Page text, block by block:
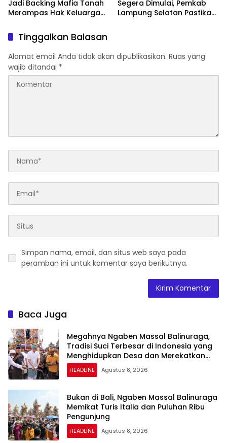
Jadi Backing Mafia Tanah
Merampas Hak Keluarga
Sutarman
Segera Dimulai, Pemkab
Lampung Selatan Pastikan
Tinggalkan Balasan
Alamat email Anda tidak akan dipublikasikan. Ruas yang
wajib ditandai *
Simpan nama, email, dan situs web saya pada
peramban ini untuk komentar saya berikutnya.
Baca Juga
Megahnya Ngaben Massal Balinuraga,
Tradisi Suci Terbesar di Indonesia yang
Menghidupkan Desa dan Merekatkan
Ikatan Keluarga
HEADLINE Agustus 8, 2026
Bukan di Bali, Ngaben Massal Balinuraga
Memikat Turis Italia dan Puluhan Ribu
Pengunjung
HEADLINE Agustus 8, 2026